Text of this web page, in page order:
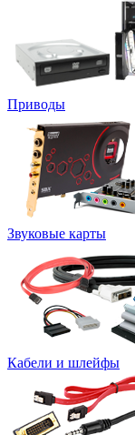
Приводы
Звуковые карты
Кабели и шлейфы